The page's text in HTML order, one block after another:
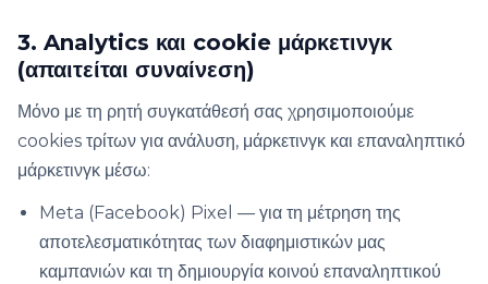
3. Analytics και cookie μάρκετινγκ
(απαιτείται συναίνεση)
Μόνο με τη ρητή συγκατάθεσή σας χρησιμοποιούμε
cookies τρίτων για ανάλυση, μάρκετινγκ και επαναληπτικό
μάρκετινγκ μέσω:
Meta (Facebook) Pixel — για τη μέτρηση της
αποτελεσματικότητας των διαφημιστικών μας
καμπανιών και τη δημιουργία κοινού επαναληπτικού